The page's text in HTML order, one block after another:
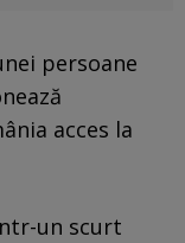
persoane
acces la
un scurt